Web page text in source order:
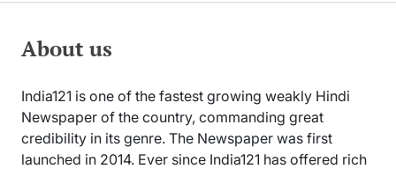
About us
India121 is one of the fastest growing weakly Hindi
Newspaper of the country, commanding great
credibility in its genre. The Newspaper was first
launched in 2014. Ever since India121 has offered rich